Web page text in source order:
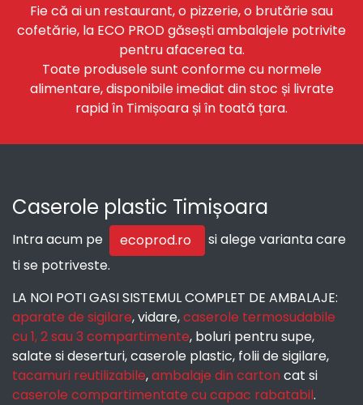
Fie că ai un restaurant, o pizzerie, o brutărie sau
cofetărie, la ECO PROD găsești ambalajele potrivite
pentru afacerea ta.
Toate produsele sunt conforme cu normele
alimentare, disponibile imediat din stoc și livrate
rapid în Timișoara și în toată țara.
Caserole plastic Timișoara
Intra acum pe ecoprod.ro
si alege varianta care
ti se potriveste.
LA NOI POTI GASI SISTEMUL COMPLET DE AMBALAJE:
aparate de sigilare, vidare,caserole termosudabile
cu 1, 2 sau 3 compartimente, boluri pentru supe,
salate si deserturi, caserole plastic, folii de sigilare,
tacamuri reutilizabile,ambalaje din carton cat si
caserole compartimentate cu capac rabatabil.